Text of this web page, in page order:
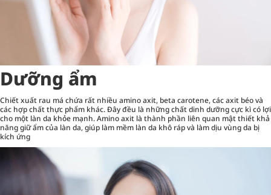
Dưỡng ẩm
Chiết xuất rau má chứa rất nhiều amino axit, beta carotene, các axit béo và
các hợp chất thực phẩm khác. Đây đều là những chất dinh dưỡng cực kì có lợi
cho một làn da khỏe mạnh. Amino axit là thành phần liên quan mật thiết khả
năng giữ ẩm của làn da, giúp làm mềm làn da khô ráp và làm dịu vùng da bị
kích ứng